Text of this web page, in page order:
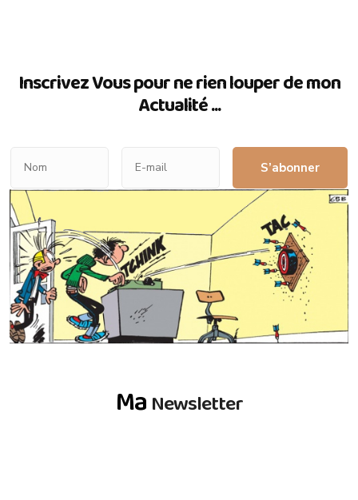
Inscrivez Vous pour ne rien louper de mon
Actualité ...
S’abonner
Ma Newsletter